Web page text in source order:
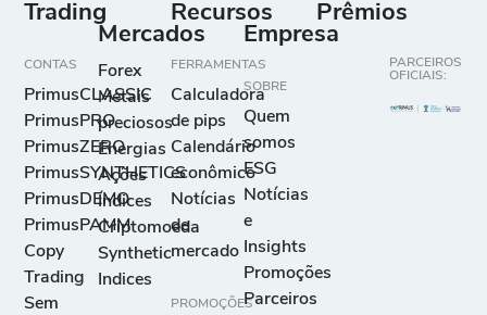
Trading
CONTAS
PrimusCLASSIC
PrimusPRO
PrimusZERO
PrimusSYNTHETICS
PrimusDEMO
PrimusPAMM
Copy
Trading
Sem
Mercados
Forex
Metais
preciosos
Energias
Ações
Índices
Criptomoeda
Synthetic
Indices
Recursos
FERRAMENTAS
Calculadora
de pips
Calendário
econômico
Notícias
de
mercado
PROMOÇÕES
Empresa
SOBRE
Quem
somos
ESG
Notícias
e
Insights
Promoções
Parceiros
Prêmios
PARCEIROS
OFICIAIS: